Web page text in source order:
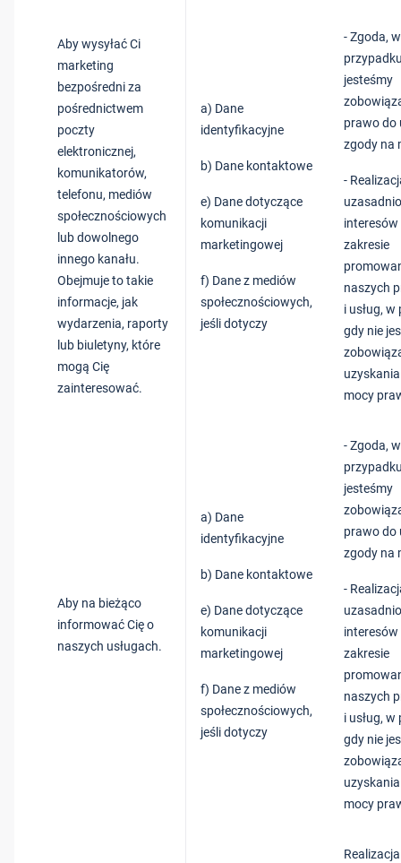
Aby wysyłać Ci
marketing
bezpośredni za
pośrednictwem
poczty
elektronicznej,
komunikatorów,
telefonu, mediów
społecznościowych
lub dowolnego
innego kanału.
Obejmuje to takie
informacje, jak
wydarzenia, raporty
lub biuletyny, które
mogą Cię
zainteresować.
a) Dane
identyfikacyjne
b) Dane kontaktowe
e) Dane dotyczące
komunikacji
marketingowej
f) Dane z mediów
społecznościowych,
jeśli dotyczy
- Zgoda, w
jesteśmy
prawo do
zgody na
-
interesów
zakresie
naszych
i usług,
gdy nie
mocy
Aby na bieżąco
informować Cię o
naszych usługach.
a) Dane
identyfikacyjne
b) Dane kontaktowe
e) Dane dotyczące
komunikacji
marketingowej
f) Dane z mediów
społecznościowych,
jeśli dotyczy
- Zgoda, w
jesteśmy
prawo do
zgody na
-
interesów
zakresie
naszych
i usług,
gdy nie
mocy